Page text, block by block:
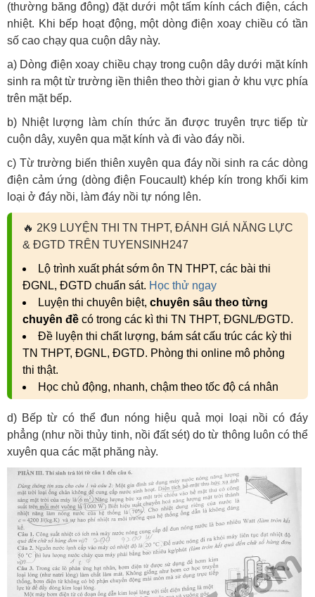
(thường băng đông) đặt dưới một tấm kính cách điện, cách
nhiệt. Khi bếp hoạt động, một dòng điện xoay chiều có tần
số cao chạy qua cuộn dây này.
a) Dòng điện xoay chiều chạy trong cuộn dây dưới mặt kính
sinh ra một từ trường iền thiên theo thời gian ở khu vực phía
trên mặt bếp.
b) Nhiệt lượng làm chín thức ăn được truyên trực tiếp từ
cuộn dây, xuyên qua mặt kính và đi vào đáy nồi.
c) Từ trường biến thiên xuyên qua đáy nồi sinh ra các dòng
điện cảm ứng (dòng điện Foucault) khép kín trong khối kim
loại ở đáy nồi, làm đáy nồi tự nóng lên.
🔥 2K9 LUYỆN THI TN THPT, ĐÁNH GIÁ NĂNG LỰC
& ĐGTD TRÊN TUYENSINH247
Lộ trình xuất phát sớm ôn TN THPT, các bài thi
ĐGNL, ĐGTD chuẩn sát. Học thử ngay
Luyện thi chuyên biệt, chuyên sâu theo từng
chuyên đề có trong các kì thi TN THPT, ĐGNL/ĐGTD.
Đề luyện thi chất lượng, bám sát cấu trúc các kỳ thi
TN THPT, ĐGNL, ĐGTD. Phòng thi online mô phỏng
thi thật.
Học chủ động, nhanh, chậm theo tốc độ cá nhân
d) Bếp từ có thể đun nóng hiệu quả mọi loại nồi có đáy
phẳng (như nồi thủy tinh, nồi đất sét) do từ thông luôn có thể
xuyên qua các mặt phăng này.